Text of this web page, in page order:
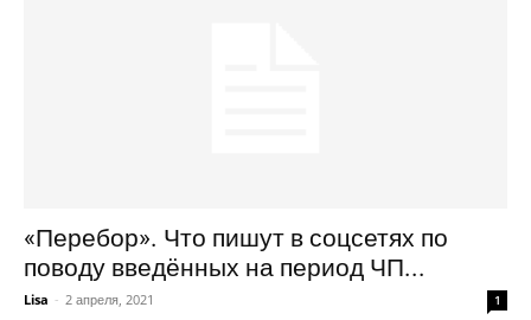
«Перебор». Что пишут в соцсетях по
поводу введённых на период ЧП...
Lisa - 2 апреля, 2021 1